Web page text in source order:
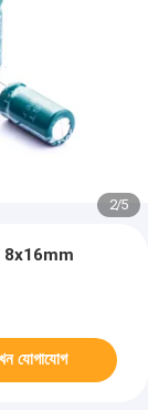
2/5
8x16mm
যোগাযোগ